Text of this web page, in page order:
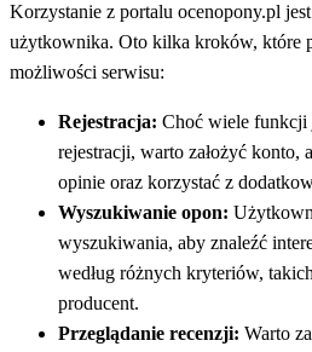
Korzystanie z portalu ocenopony.pl
użytkownika. Oto kilka kroków, które
możliwości serwisu:
Rejestracja: Choć wiele funkcji
rejestracji, warto założyć konto,
opinie oraz korzystać z
Wyszukiwanie opon:
wyszukiwania, aby znaleźć
według różnych kryteriów,
producent.
Przeglądanie recenzji: Warto